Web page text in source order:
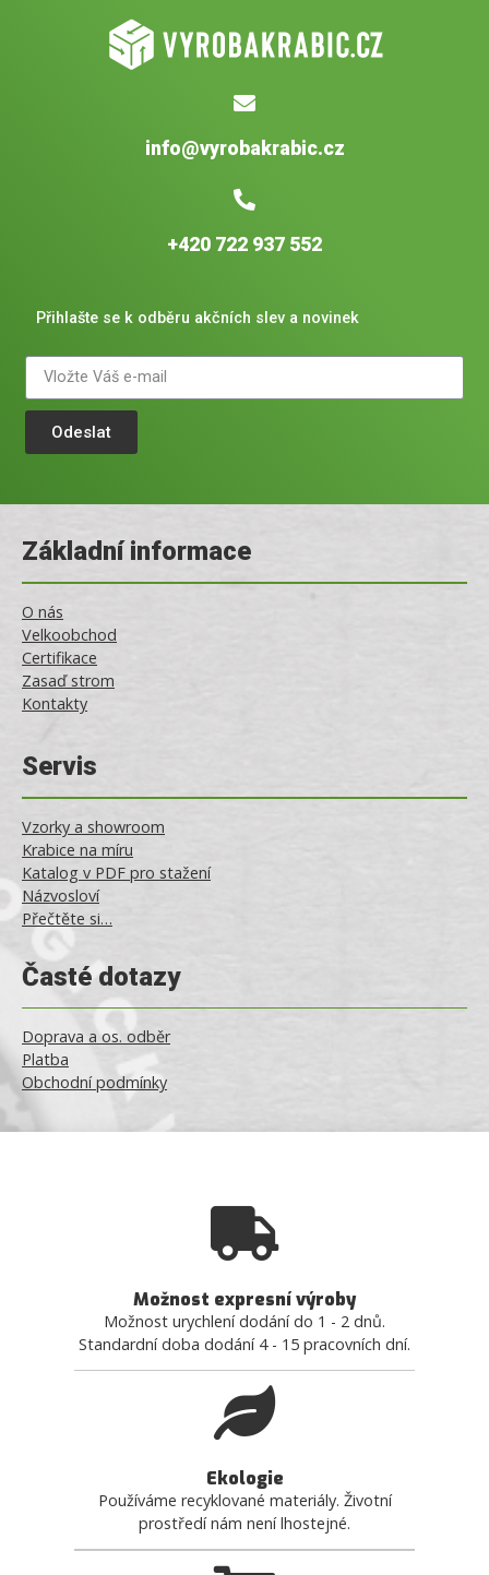
info@vyrobakrabic.cz
+420 722 937 552
Přihlašte se k odběru akčních slev a novinek
Odeslat
Základní informace
O nás
Velkoobchod
Certifikace
Zasaď strom
Kontakty
Servis
Vzorky a showroom
Krabice na míru
Katalog v PDF pro stažení
Názvosloví
Přečtěte si…
Časté dotazy
Doprava a os. odběr
Platba
Obchodní podmínky
Možnost expresní výroby
Možnost urychlení dodání do 1 - 2 dnů.
Standardní doba dodání 4 - 15 pracovních dní.
Ekologie
Používáme recyklované materiály. Životní
prostředí nám není lhostejné.